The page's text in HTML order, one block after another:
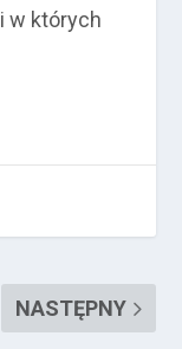
w których
NASTĘPNY